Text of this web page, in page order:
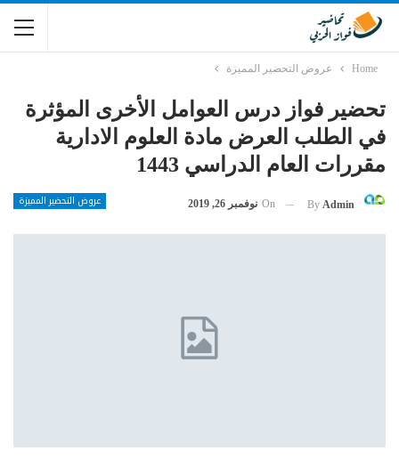
Home عروض التحضير المميزة
تحضير فواز درس العوامل الأخرى المؤثرة
في الطلب العرض مادة العلوم الادارية
مقررات العام الدراسي 1443
عروض التحضير المميزة By Admin
On نوفمبر 26, 2019